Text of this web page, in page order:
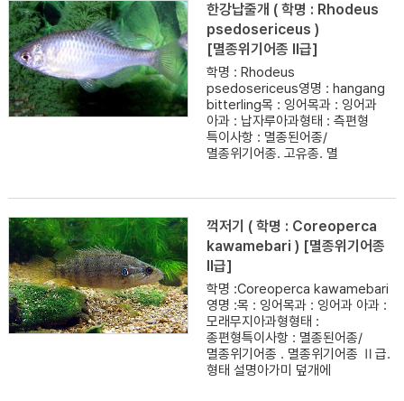
한강납줄개 ( 학명 : Rhodeus
psedosericeus )
[멸종위기어종 II급]
학명 : Rhodeus
psedosericeus영명 : hangang
bitterling목 : 잉어목과 : 잉어과
아과 : 납자루아과형태 : 측편형
특이사항 : 멸종된어종/
멸종위기어종. 고유종. 멸
꺽저기 ( 학명 : Coreoperca
kawamebari ) [멸종위기어종
II급]
학명 :Coreoperca kawamebari
영명 :목 : 잉어목과 : 잉어과 아과 :
모래무지아과형형태 :
종편형특이사항 : 멸종된어종/
멸종위기어종 . 멸종위기어종 Ⅱ급.
형태 설명아가미 덮개에